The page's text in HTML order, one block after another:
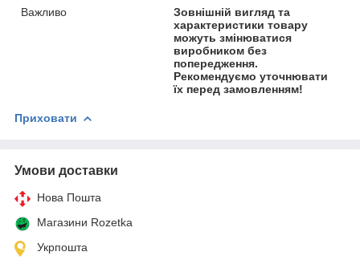
Важливо
Зовнішній вигляд та
характеристики товару
можуть змінюватися
виробником без
попередження.
Рекомендуємо уточнювати
їх перед замовленням!
Приховати
Умови доставки
Нова Пошта
Магазини Rozetka
Укрпошта